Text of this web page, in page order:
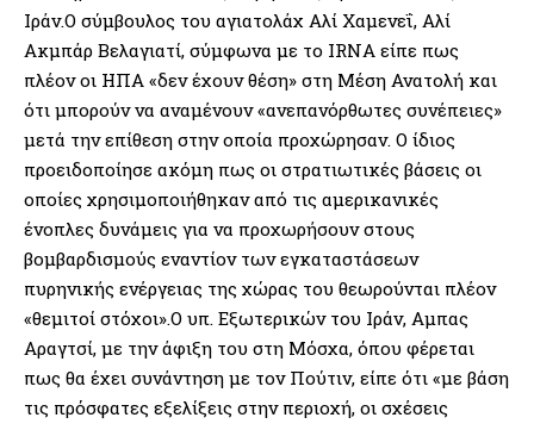
Ιράν.Ο σύμβουλος του αγιατολάχ Αλί Χαμενεΐ, Αλί
Ακμπάρ Βελαγιατί, σύμφωνα με το IRNA είπε πως
πλέον οι ΗΠΑ «δεν έχουν θέση» στη Μέση Ανατολή και
ότι μπορούν να αναμένουν «ανεπανόρθωτες συνέπειες»
μετά την επίθεση στην οποία προχώρησαν. Ο ίδιος
προειδοποίησε ακόμη πως οι στρατιωτικές βάσεις οι
οποίες χρησιμοποιήθηκαν από τις αμερικανικές
ένοπλες δυνάμεις για να προχωρήσουν στους
βομβαρδισμούς εναντίον των εγκαταστάσεων
πυρηνικής ενέργειας της χώρας του θεωρούνται πλέον
«θεμιτοί στόχοι».Ο υπ. Εξωτερικών του Ιράν, Αμπας
Αραγτσί, με την άφιξη του στη Μόσχα, όπου φέρεται
πως θα έχει συνάντηση με τον Πούτιν, είπε ότι «με βάση
τις πρόσφατες εξελίξεις στην περιοχή, οι σχέσεις